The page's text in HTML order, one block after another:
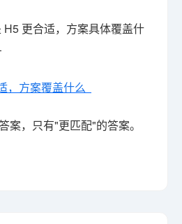
更合适，方案具体覆盖什
，方案覆盖什么
案，只有"更匹配"的答案。